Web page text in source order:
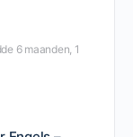
6 maanden, 1